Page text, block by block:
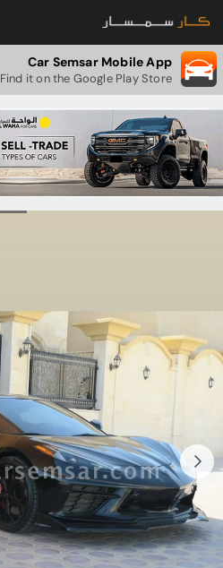
Car Semsar Mobile App
Find it on the Google Play Store.